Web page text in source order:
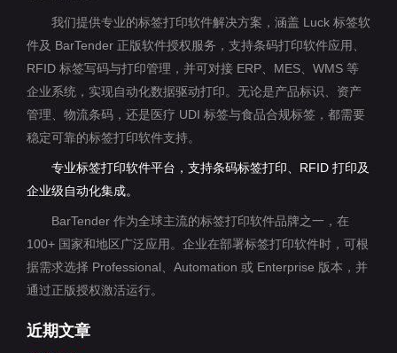
我们提供专业的标签打印软件解决方案，涵盖 Luck 标签软
件及 BarTender 正版软件授权服务，支持条码打印软件应用、
RFID 标签写码与打印管理，并可对接 ERP、MES、WMS 等
企业系统，实现自动化数据驱动打印。无论是产品标识、资产
管理、物流条码，还是医疗 UDI 标签与食品合规标签，都需要
稳定可靠的标签打印软件支持。
专业标签打印软件平台，支持条码标签打印、RFID 打印及
企业级自动化集成。
BarTender 作为全球主流的标签打印软件品牌之一，在
100+ 国家和地区广泛应用。企业在部署标签打印软件时，可根
据需求选择 Professional、Automation 或 Enterprise 版本，并
通过正版授权激活运行。
近期文章